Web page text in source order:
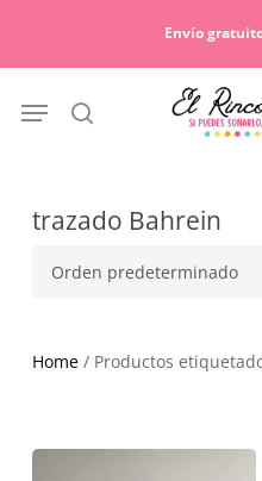
Envío
search
Menu
trazado Bahrein
Home/ Productos